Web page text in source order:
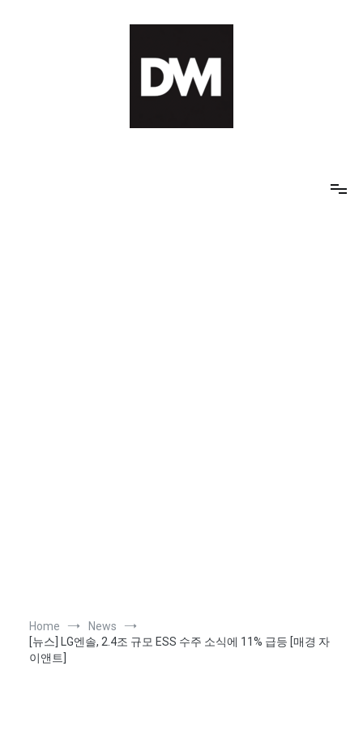
Home
News
[뉴스] LG엔솔, 2.4조 규모 ESS 수주 소식에 11% 급등 [매경 자
이앤트]